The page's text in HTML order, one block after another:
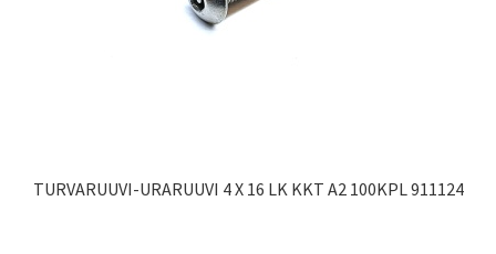
TURVARUUVI-URARUUVI 4 X 16 LK KKT A2 100KPL 911124